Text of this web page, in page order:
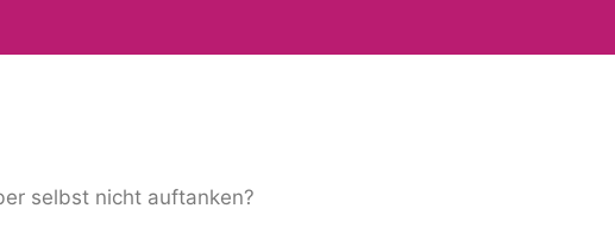
selbst nicht auftanken?